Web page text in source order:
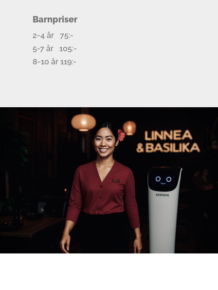
Barnpriser
2-4 år 75:-
5-7 år 105:-
8-10 år 119:-